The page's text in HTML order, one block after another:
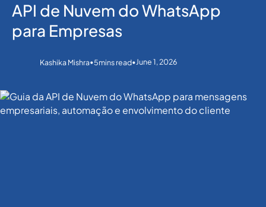
Home Blog
WhatsApp
API de Nuvem do WhatsApp
para Empresas
Kashika Mishra•5mins read•June 1, 2026